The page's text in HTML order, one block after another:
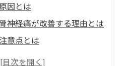
因とは
神経痛が改善する理由とは
意点とは
も効果的な鍼灸治療